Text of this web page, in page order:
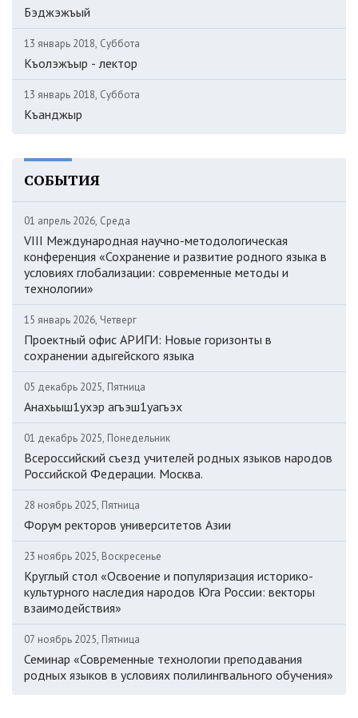
Бэджэжъый
13 январь 2018, Суббота
Къолэжъыр - лектор
13 январь 2018, Суббота
Къанджыр
СОБЫТИЯ
01 апрель 2026, Среда
VIII Международная научно-методологическая
конференция «Сохранение и развитие родного языка в
условиях глобализации: современные методы и
технологии»
15 январь 2026, Четверг
Проектный офис АРИГИ: Новые горизонты в
сохранении адыгейского языка
05 декабрь 2025, Пятница
Анахьыш1ухэр агъэш1уагъэх
01 декабрь 2025, Понедельник
Всероссийский съезд учителей родных языков народов
Российской Федерации. Москва.
28 ноябрь 2025, Пятница
Форум ректоров университетов Азии
23 ноябрь 2025, Воскресенье
Круглый стол «Освоение и популяризация историко-
культурного наследия народов Юга России: векторы
взаимодействия»
07 ноябрь 2025, Пятница
Семинар «Современные технологии преподавания
родных языков в условиях полилингвального обучения»